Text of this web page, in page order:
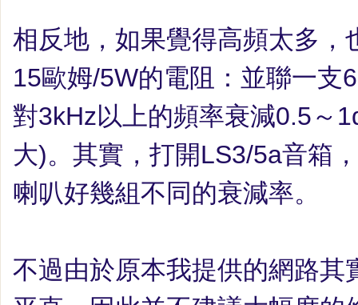
相反地，如果覺得高頻太多，
15歐姆/5W的電阻：並聯一支
對3kHz以上的頻率衰減0.5～
大)。其實，打開LS3/5a音箱
喇叭好幾組不同的衰減率。
不過由於原本我提供的網路其